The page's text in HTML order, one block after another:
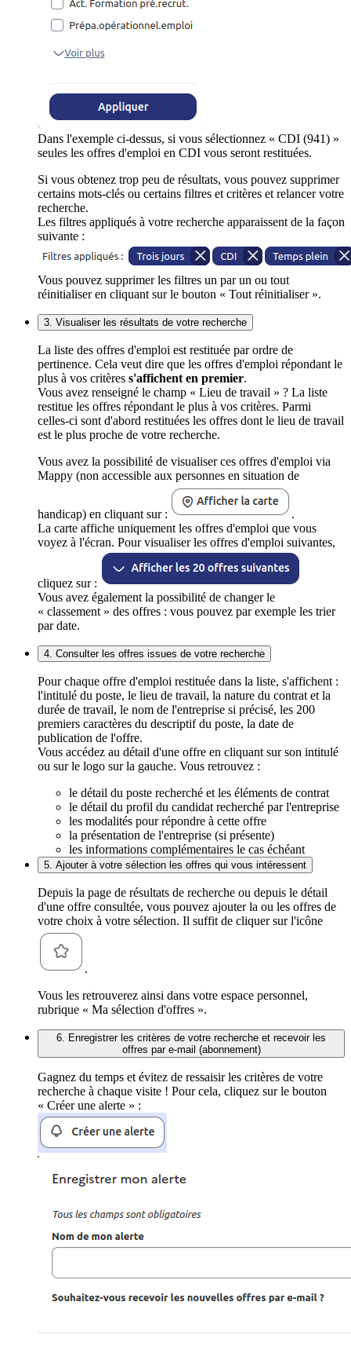
Dans l'exemple ci-dessus, si vous sélectionnez « CDI (941) »
seules les offres d'emploi en CDI vous seront restituées.
Si vous obtenez trop peu de résultats, vous pouvez supprimer
certains mots-clés ou certains filtres et critères et relancer votre
recherche.
Les filtres appliqués à votre recherche apparaissent de la façon
suivante :
Vous pouvez supprimer les filtres un par un ou tout
réinitialiser en cliquant sur le bouton « Tout réinitialiser ».
3. Visualiser les résultats de votre recherche
La liste des offres d'emploi est restituée par ordre de
pertinence. Cela veut dire que les offres d'emploi répondant le
plus à vos critères s'affichent en premier.
Vous avez renseigné le champ « Lieu de travail » ? La liste
restitue les offres répondant le plus à vos critères. Parmi
celles-ci sont d'abord restituées les offres dont le lieu de travail
est le plus proche de votre recherche.
Vous avez la possibilité de visualiser ces offres d'emploi via
Mappy (non accessible aux personnes en situation de
handicap) en cliquant sur :
.
La carte affiche uniquement les offres d'emploi que vous
voyez à l'écran. Pour visualiser les offres d'emploi suivantes,
cliquez sur :
Vous avez également la possibilité de changer le
« classement » des offres : vous pouvez par exemple les trier
par date.
4. Consulter les offres issues de votre recherche
Pour chaque offre d'emploi restituée dans la liste, s'affichent :
l'intitulé du poste, le lieu de travail, la nature du contrat et la
durée de travail, le nom de l'entreprise si précisé, les 200
premiers caractères du descriptif du poste, la date de
publication de l'offre.
Vous accédez au détail d'une offre en cliquant sur son intitulé
ou sur le logo sur la gauche. Vous retrouvez :
le détail du poste recherché et les éléments de contrat
le détail du profil du candidat recherché par l'entreprise
les modalités pour répondre à cette offre
la présentation de l'entreprise (si présente)
les informations complémentaires le cas échéant
5. Ajouter à votre sélection les offres qui vous intéressent
Depuis la page de résultats de recherche ou depuis le détail
d'une offre consultée, vous pouvez ajouter la ou les offres de
votre choix à votre sélection. Il suffit de cliquer sur l'icône
.
Vous les retrouverez ainsi dans votre espace personnel,
rubrique « Ma sélection d'offres ».
6. Enregistrer les critères de votre recherche et recevoir les
offres par e-mail (abonnement)
Gagnez du temps et évitez de ressaisir les critères de votre
recherche à chaque visite ! Pour cela, cliquez sur le bouton
« Créer une alerte » :